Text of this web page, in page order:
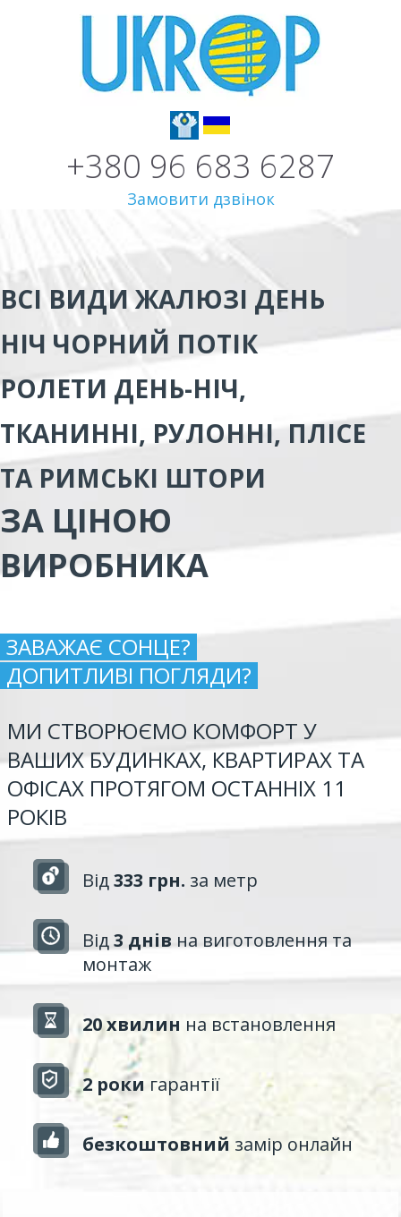
+380 96 683 6287
Замовити дзвінок
ВСІ ВИДИЖАЛЮЗІ ДЕНЬ
НІЧ ЧОРНИЙ ПОТІК
РОЛЕТИ ДЕНЬ-НІЧ,
ТКАНИННІ, РУЛОННІ, ПЛІСЕ
ТА РИМСЬКІ ШТОРИ
ЗА ЦІНОЮ
ВИРОБНИКА
ЗАВАЖАЄ СОНЦЕ?
ДОПИТЛИВІ ПОГЛЯДИ?
МИ СТВОРЮЄМО КОМФОРТ У
ВАШИХ БУДИНКАХ, КВАРТИРАХ ТА
ОФІСАХ ПРОТЯГОМ ОСТАННІХ 11
РОКІВ
Від333 грн. за метр
Від3 днів на виготовлення та
монтаж
20 хвилин на встановлення
2 роки гарантії
безкоштовний замір онлайн